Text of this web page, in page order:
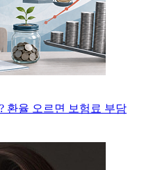
환율 오르면 보험료 부담